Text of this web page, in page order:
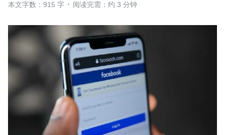
本文字数：915 字
阅读完需：约 3 分钟